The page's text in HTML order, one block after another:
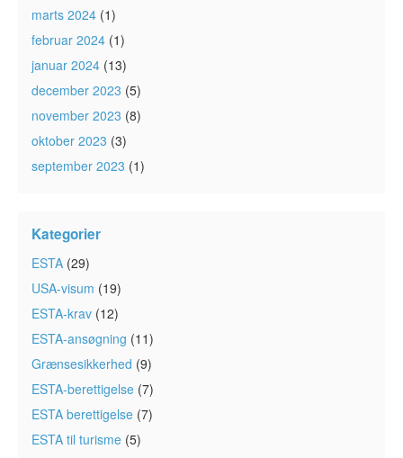
marts 2024 (1)
februar 2024 (1)
januar 2024 (13)
december 2023 (5)
november 2023 (8)
oktober 2023 (3)
september 2023 (1)
Kategorier
ESTA (29)
USA-visum (19)
ESTA-krav (12)
ESTA-ansøgning (11)
Grænsesikkerhed (9)
ESTA-berettigelse (7)
ESTA berettigelse (7)
ESTA til turisme (5)